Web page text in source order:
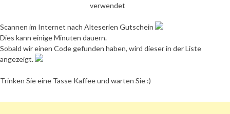
verwendet
Scannen im Internet nach Alteserien Gutschein
Dies kann einige Minuten dauern.
Sobald wir einen Code gefunden haben, wird dieser in der Liste
angezeigt.
Trinken Sie eine Tasse Kaffee und warten Sie :)